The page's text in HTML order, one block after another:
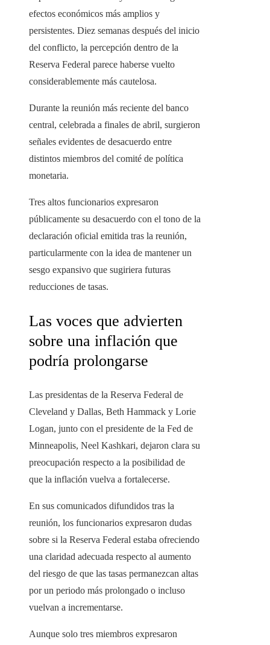
efectos económicos más amplios y
persistentes. Diez semanas después del inicio
del conflicto, la percepción dentro de la
Reserva Federal parece haberse vuelto
considerablemente más cautelosa.
Durante la reunión más reciente del banco
central, celebrada a finales de abril, surgieron
señales evidentes de desacuerdo entre
distintos miembros del comité de política
monetaria.
Tres altos funcionarios expresaron
públicamente su desacuerdo con el tono de la
declaración oficial emitida tras la reunión,
particularmente con la idea de mantener un
sesgo expansivo que sugiriera futuras
reducciones de tasas.
Las voces que advierten
sobre una inflación que
podría prolongarse
Las presidentas de la Reserva Federal de
Cleveland y Dallas, Beth Hammack y Lorie
Logan, junto con el presidente de la Fed de
Minneapolis, Neel Kashkari, dejaron clara su
preocupación respecto a la posibilidad de
que la inflación vuelva a fortalecerse.
En sus comunicados difundidos tras la
reunión, los funcionarios expresaron dudas
sobre si la Reserva Federal estaba ofreciendo
una claridad adecuada respecto al aumento
del riesgo de que las tasas permanezcan altas
por un periodo más prolongado o incluso
vuelvan a incrementarse.
Aunque solo tres miembros expresaron